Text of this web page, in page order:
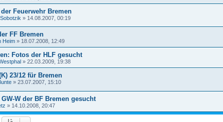
Feuerwehr Bremen
» 14.08.2007, 00:19
FF Bremen
Heim » 18.07.2008, 12:49
Fotos der HLF gesucht
» 22.03.2009, 19:38
23/12 für Bremen
» 23.07.2007, 15:10
W der BF Bremen gesucht
» 14.10.2008, 20:47